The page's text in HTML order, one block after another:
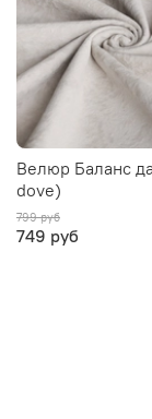
Велюр Баланс
dove)
799 руб
749 руб